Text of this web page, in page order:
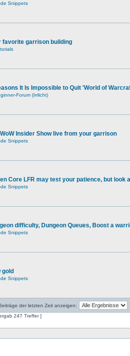
Snippets
favorite garrison building
It Is Impossible to Quit 'World of
Forum (Irrlicht)
Insider Show live from your garrison
Snippets
Core LFR may test your patience, but look
Snippets
difficulty, Dungeon Queues, Boost a
Snippets
gold
Snippets
der letzten Zeit anzeigen:
247 Treffer ]